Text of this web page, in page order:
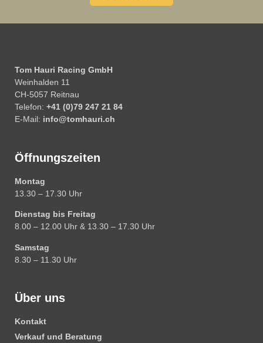
Tom Hauri Racing GmbH
Weinhalden 11
CH-5057 Reitnau
Telefon: +41 (0)79 247 21 84
E-Mail: info@tomhauri.ch
Öffnungszeiten
Montag
13.30 – 17.30 Uhr
Dienstag bis Freitag
8.00 – 12.00 Uhr & 13.30 – 17.30 Uhr
Samstag
8.30 – 11.30 Uhr
Über uns
Kontakt
Verkauf und Beratung